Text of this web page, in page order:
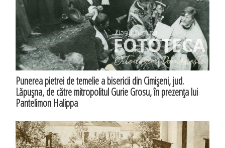
Punerea pietrei de temelie a bisericii din Cimişeni, jud.
Lăpuşna, de către mitropolitul Gurie Grosu, în prezenţa lui
Pantelimon Halippa